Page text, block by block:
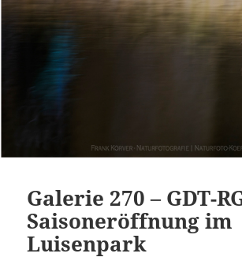
Galerie 270 – GDT-
Saisoneröffnung im
Luisenpark